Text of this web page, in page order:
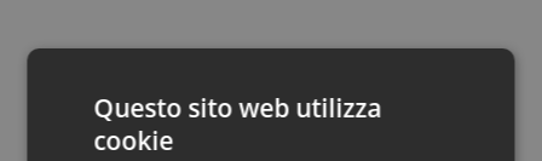
Rene & patologie urogenitali
Questo sito web utilizza
cookie